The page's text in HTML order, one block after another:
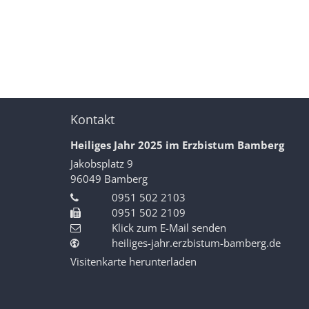
Kontakt
Heiliges Jahr 2025 im Erzbistum Bamberg
Jakobsplatz 9
96049 Bamberg
0951 502 2103
0951 502 2109
Klick zum E-Mail senden
heiliges-jahr.erzbistum-bamberg.de
Visitenkarte herunterladen